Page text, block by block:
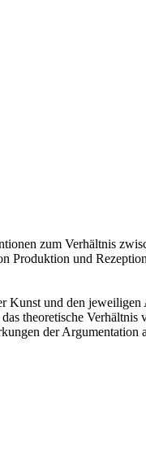
zum Verhältnis
Produktion und
und den
theoretische Verhältnis
der